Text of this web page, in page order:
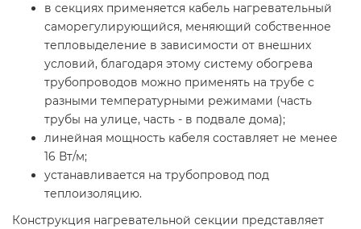
в секциях применяется кабель нагревательный
саморегулирующийся, меняющий собственное
тепловыделение в зависимости от внешних
условий, благодаря этому систему обогрева
трубопроводов можно применять на трубе с
разными температурными режимами (часть
трубы на улице, часть - в подвале дома);
линейная мощность кабеля составляет не менее
16 Вт/м;
устанавливается на трубопровод под
теплоизоляцию.
Конструкция нагревательной секции представляет